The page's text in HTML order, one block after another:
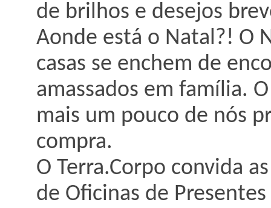
de brilhos e desejos
Aonde está o Natal?! O
casas se enchem de
amassados em família.
mais um pouco de nós
compra.
O Terra.Corpo convida
de Oficinas de